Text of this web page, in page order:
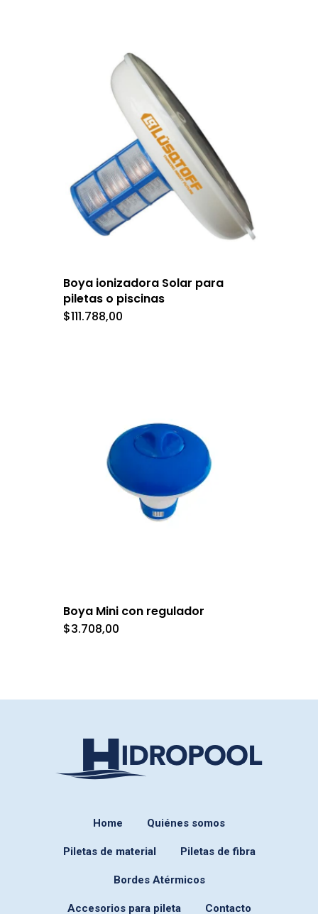
Boya ionizadora Solar para
piletas o piscinas
$111.788,00
Boya Mini con regulador
$3.708,00
Home Quiénes somos
Piletas de material Piletas de fibra
Bordes Atérmicos
Accesorios para pileta Contacto